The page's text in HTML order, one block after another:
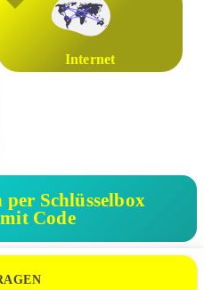
Internet
per Schlüsselbox
mit Code